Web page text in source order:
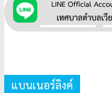
แบนเนอร์ลิงค์